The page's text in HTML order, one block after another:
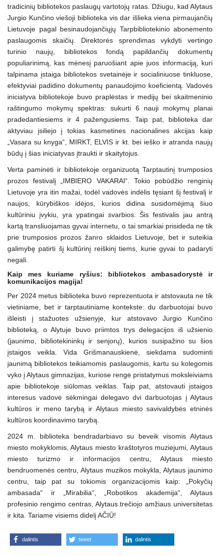
tradicinių bibliotekos paslaugų vartotojų ratas. Džiugu, kad Alytaus
Jurgio Kunčino viešoji biblioteka vis dar išlieka viena pirmaujančių
Lietuvoje pagal besinaudojančiųjų Tarpbibliotekinio abonemento
paslaugomis skaičių. Direktorės sprendimas vykdyti vertingo
turinio naujų, bibliotekos fondą papildančių dokumentų
populiarinimą, kas mėnesį paruošiant apie juos informaciją, kuri
talpinama įstaiga bibliotekos svetainėje ir socialiniuose tinkluose,
efektyviai padidino dokumentų panaudojimo koeficientą. Vadovės
iniciatyva bibliotekoje buvo praplėstas ir medijų bei skaitmeninio
raštingumo mokymų spektras: sukurti 6 nauji mokymų planai
pradedantiesiems ir 4 pažengusiems. Taip pat, biblioteka dar
aktyviau įsiliejo į tokias kasmetines nacionalines akcijas kaip
„Vasara su knyga“, MIRKT, ELVIS ir kt. bei ieško ir atranda naujų
būdų į šias iniciatyvas įtraukti ir skaitytojus.
Verta paminėti ir bibliotekoje organizuotą Tarptautinį trumposios
prozos festivalį „IMBIERO VAKARAI“. Tokio pobūdžio renginių
Lietuvoje yra itin mažai, todėl vadovės indėlis tęsiant šį festivalį ir
naujos, kūrybiškos idėjos, kurios didina susidomėjimą šiuo
kultūriniu įvykiu, yra ypatingai svarbios. Šis festivalis jau antrą
kartą transliuojamas gyvai internetu, o tai smarkiai prisideda ne tik
prie trumposios prozos žanro sklaidos Lietuvoje, bet ir suteikia
galimybę patirti šį kultūrinį reiškinį tiems, kurie gyvai to padaryti
negali.
Kaip mes kuriame ryšius: bibliotekos ambasadorystė ir
komunikacijos magija!
Per 2024 metus biblioteka buvo reprezentuota ir atstovauta ne tik
vietiniame, bet ir tarptautiniame kontekste: du darbuotojai buvo
išleisti į stažuotes užsienyje, kur atstovavo Jurgio Kunčino
biblioteką, o Alytuje buvo priimtos trys delegacijos iš užsienio
(jaunimo, bibliotekininkų ir senjorų), kurios susipažino su šios
įstaigos veikla. Vida Grišmanauskienė, siekdama sudominti
jaunimą bibliotekos teikiamomis paslaugomis, kartu su kolegomis
vyko į Alytaus gimnazijas, kuriose rengė pristatymus moksleiviams
apie bibliotekoje siūlomas veiklas. Taip pat, atstovauti įstaigos
interesus vadovė sėkmingai delegavo dvi darbuotojas į Alytaus
kultūros ir meno tarybą ir Alytaus miesto savivaldybės etninės
kultūros koordinavimo tarybą.
2024 m. biblioteka bendradarbiavo su beveik visomis Alytaus
miesto mokyklomis, Alytaus miesto kraštotyros muziejumi, Alytaus
miesto turizmo ir informacijos centru, Alytaus miesto
bendruomenės centru, Alytaus muzikos mokykla, Alytaus jaunimo
centru, taip pat su tokiomis organizacijomis kaip: „Pokyčių
ambasada“ ir „Mirabilia“, „Robotikos akademija“, Alytaus
profesinio rengimo centras, Alytaus trečiojo amžiaus universitetas
ir kita. Tariame visiems didelį AČIŪ!
dalintis tweet dalintis